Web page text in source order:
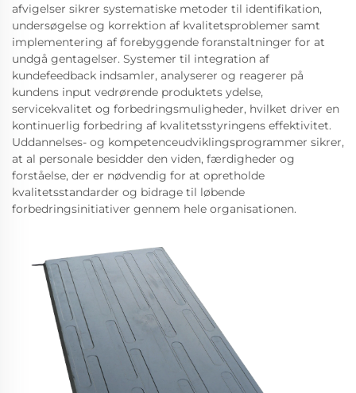
afvigelser sikrer systematiske metoder til identifikation,
undersøgelse og korrektion af kvalitetsproblemer samt
implementering af forebyggende foranstaltninger for at
undgå gentagelser. Systemer til integration af
kundefeedback indsamler, analyserer og reagerer på
kundens input vedrørende produktets ydelse,
servicekvalitet og forbedringsmuligheder, hvilket driver en
kontinuerlig forbedring af kvalitetsstyringens effektivitet.
Uddannelses- og kompetenceudviklingsprogrammer sikrer,
at al personale besidder den viden, færdigheder og
forståelse, der er nødvendig for at opretholde
kvalitetsstandarder og bidrage til løbende
forbedringsinitiativer gennem hele organisationen.